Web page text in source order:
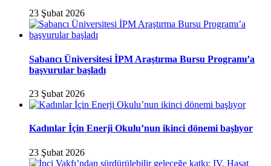
23 Şubat 2026
Sabancı Üniversitesi İPM Araştırma Bursu Programı’a
başvurular başladı
23 Şubat 2026
Kadınlar İçin Enerji Okulu’nun ikinci dönemi başlıyor
23 Şubat 2026